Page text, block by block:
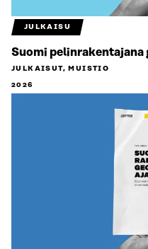
JULKAISU
Suomi pelinrakentajana
JULKAISUT, MUISTIO
2026